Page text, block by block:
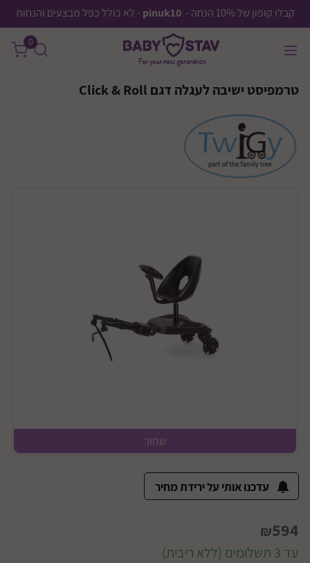
קבלו קופון של 10% הנחה - pinuk10 - לא כולל כפל מבצעים והנחות
0
טרמפיסט ישיבה לעגלה דגם Click & Roll
שחור
עדכנו אותי על ירידת מחיר
₪594
עד 3 תשלומים (ללא ריבית)